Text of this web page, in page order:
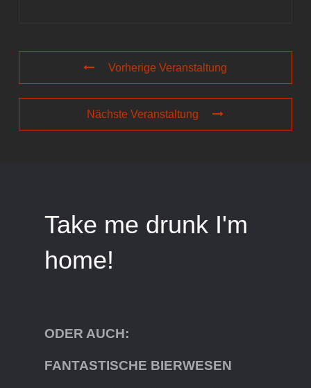
Vorherige Veranstaltung
Nächste Veranstaltung
Take me drunk I'm
home!
ODER AUCH:
FANTASTISCHE BIERWESEN